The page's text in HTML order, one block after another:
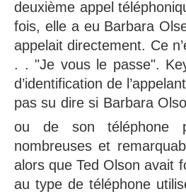
deuxième appel
fois, elle a eu Barbara
appelait directement. Ce
. . "Je vous le passe".
d’identification de
pas su dire si Barbara
ou de son téléphone
nombreuses et
alors que Ted Olson avait
au type de téléphone